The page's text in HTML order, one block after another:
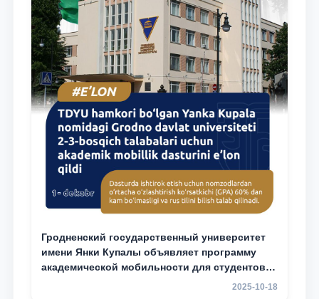
Гродненский государственный университет
имени Янки Купалы объявляет программу
академической мобильности для студентов 2-
2025-10-18